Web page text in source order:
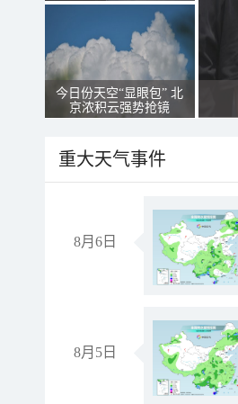
今日份天空“显眼包” 北
京浓积云强势抢镜
重大天气事件
8月6日
8月5日